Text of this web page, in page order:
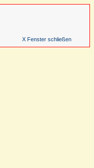
X Fenster schließen